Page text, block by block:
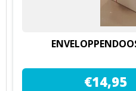
€14,95